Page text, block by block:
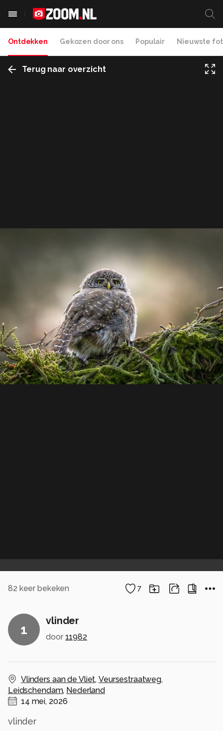
Ontdekken Gekozen door ons Populair Nieuwste
Terug naar overzicht
82 keer bekeken 7
1
vlinder
door 11982
Vlinders aan de Vliet,Veursestraatweg,
Leidschendam, Nederland
14 mei, 2026
vlinder